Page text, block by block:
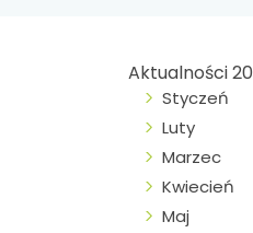
Aktualności
Styczeń
Luty
Marzec
Kwiecień
Maj